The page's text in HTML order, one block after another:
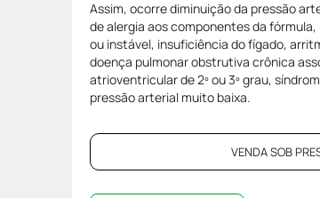
Assim, ocorre diminuição da pressão
de alergia aos componentes da
ou instável, insuficiência do fígado,
doença pulmonar obstrutiva crônica
atrioventricular de 2º ou 3º grau,
pressão arterial muito baixa.
VENDA SOB